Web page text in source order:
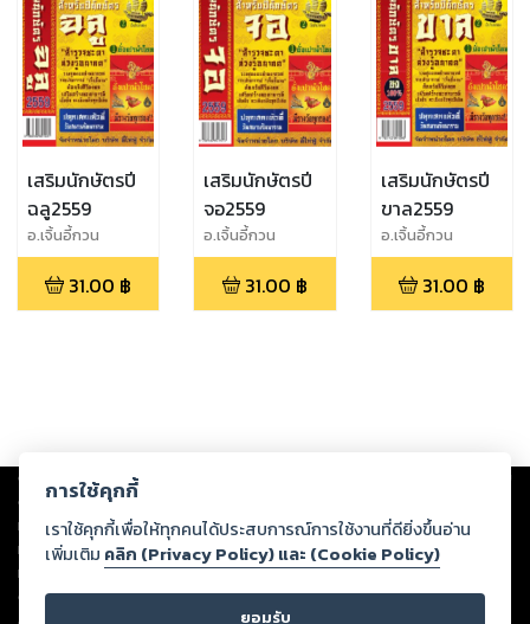
เสริมนักษัตรปี
ฉลู2559
อ.เจิ้นอี้กวน
31.00 ฿
เสริมนักษัตรปี
จอ2559
อ.เจิ้นอี้กวน
31.00 ฿
เสริมนักษัตรปี
ขาล2559
อ.เจิ้นอี้กวน
31.00 ฿
Copyright © 2026
ต่อผลงานหรือเนื้อหาใดที่อัปโหลดผ่านเว็บไซต์และปรากฏว่าละเมิดสิทธิใน
ทรัพย์สินทางปัญญาของบุคคลอื่นหรือขัดต่อกฎหมายและศีลธรรม ดังนั้น ผู้อ่าน
ทุกท่านโปรดใช้วิจารณญาณในการกลั่นกรองด้วยตนเอง และหากท่านพบว่าส่วน
หนึ่งส่วนใดขัดต่อกฎหมายและศีลธรรม กรุณาแจ้งมายังบริษัท เพื่อทีมงานจะได้
ดำเนินการในทันที ทั้งนี้ ทางสตอรี่ล็อกขอสงวนลิขสิทธิ์ตามพระราชบัญญัติ
การใช้คุกกี้
เราใช้คุกกี้เพื่อให้ทุกคนได้ประสบการณ์การใช้งานที่ดียิ่งขึ้นอ่าน
เพิ่มเติม คลิก (Privacy Policy) และ (Cookie Policy)
ยอมรับ